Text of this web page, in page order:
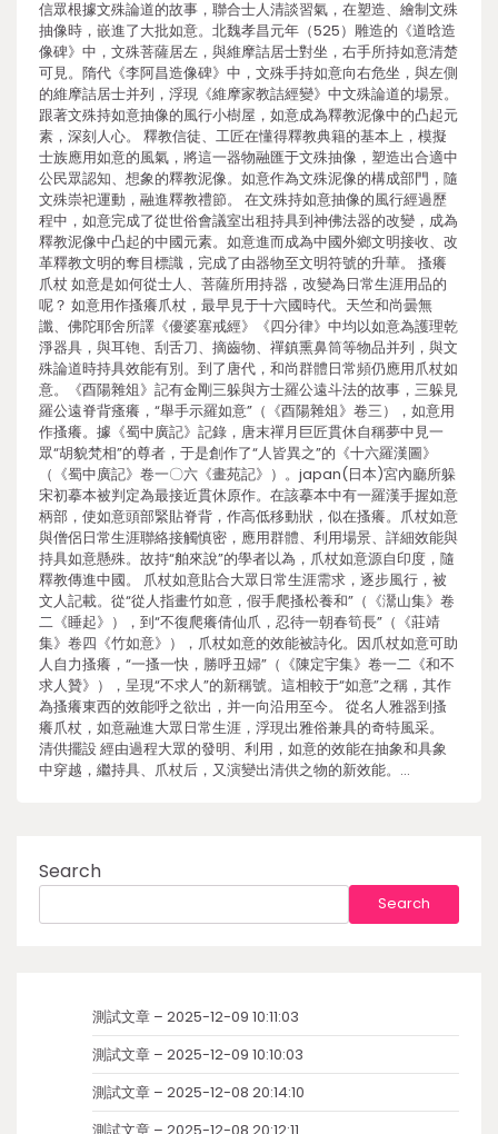
信眾根據文殊論道的故事，聯合士人清談習氣，在塑造、繪制文殊
抽像時，嵌進了大批如意。北魏孝昌元年（525）雕造的《道晗造
像碑》中，文殊菩薩居左，與維摩詰居士對坐，右手所持如意清楚
可見。隋代《李阿昌造像碑》中，文殊手持如意向右危坐，與左側
的維摩詰居士并列，浮現《維摩家教詰經變》中文殊論道的場景。
跟著文殊持如意抽像的風行小樹屋，如意成為釋教泥像中的凸起元
素，深刻人心。 釋教信徒、工匠在懂得釋教典籍的基本上，模擬
士族應用如意的風氣，將這一器物融匯于文殊抽像，塑造出合適中
公民眾認知、想象的釋教泥像。如意作為文殊泥像的構成部門，隨
文殊崇祀運動，融進釋教禮節。 在文殊持如意抽像的風行經過歷
程中，如意完成了從世俗會議室出租持具到神佛法器的改變，成為
釋教泥像中凸起的中國元素。如意進而成為中國外鄉文明接收、改
革釋教文明的奪目標識，完成了由器物至文明符號的升華。 搔癢
爪杖 如意是如何從士人、菩薩所用持器，改變為日常生涯用品的
呢？ 如意用作搔癢爪杖，最早見于十六國時代。天竺和尚曇無
讖、佛陀耶舍所譯《優婆塞戒經》《四分律》中均以如意為護理乾
淨器具，與耳铇、刮舌刀、摘齒物、禪鎮熏鼻筒等物品并列，與文
殊論道時持具效能有別。到了唐代，和尚群體日常頻仍應用爪杖如
意。《酉陽雜俎》記有金剛三躲與方士羅公遠斗法的故事，三躲見
羅公遠脊背瘙癢，“舉手示羅如意”（《酉陽雜俎》卷三），如意用
作搔癢。據《蜀中廣記》記錄，唐末禪月巨匠貫休自稱夢中見一
眾“胡貌梵相”的尊者，于是創作了“人皆異之”的《十六羅漢圖》
（《蜀中廣記》卷一〇六《畫苑記》）。japan(日本)宮內廳所躲
宋初摹本被判定為最接近貫休原作。在該摹本中有一羅漢手握如意
柄部，使如意頭部緊貼脊背，作高低移動狀，似在搔癢。爪杖如意
與僧侶日常生涯聯絡接觸慎密，應用群體、利用場景、詳細效能與
持具如意懸殊。故持“舶來說”的學者以為，爪杖如意源自印度，隨
釋教傳進中國。 爪杖如意貼合大眾日常生涯需求，逐步風行，被
文人記載。從“從人指畫竹如意，假手爬搔松養和”（《灊山集》卷
二《睡起》），到“不復爬癢倩仙爪，忍待一朝春筍長”（《莊靖
集》卷四《竹如意》），爪杖如意的效能被詩化。因爪杖如意可助
人自力搔癢，“一搔一快，勝呼丑婦”（《陳定宇集》卷一二《和不
求人贊》），呈現“不求人”的新稱號。這相較于“如意”之稱，其作
為搔癢東西的效能呼之欲出，并一向沿用至今。 從名人雅器到搔
癢爪杖，如意融進大眾日常生涯，浮現出雅俗兼具的奇特風采。
清供擺設 經由過程大眾的發明、利用，如意的效能在抽象和具象
中穿越，繼持具、爪杖后，又演變出清供之物的新效能。…
Search
Search
測試文章 – 2025-12-09 10:11:03
測試文章 – 2025-12-09 10:10:03
測試文章 – 2025-12-08 20:14:10